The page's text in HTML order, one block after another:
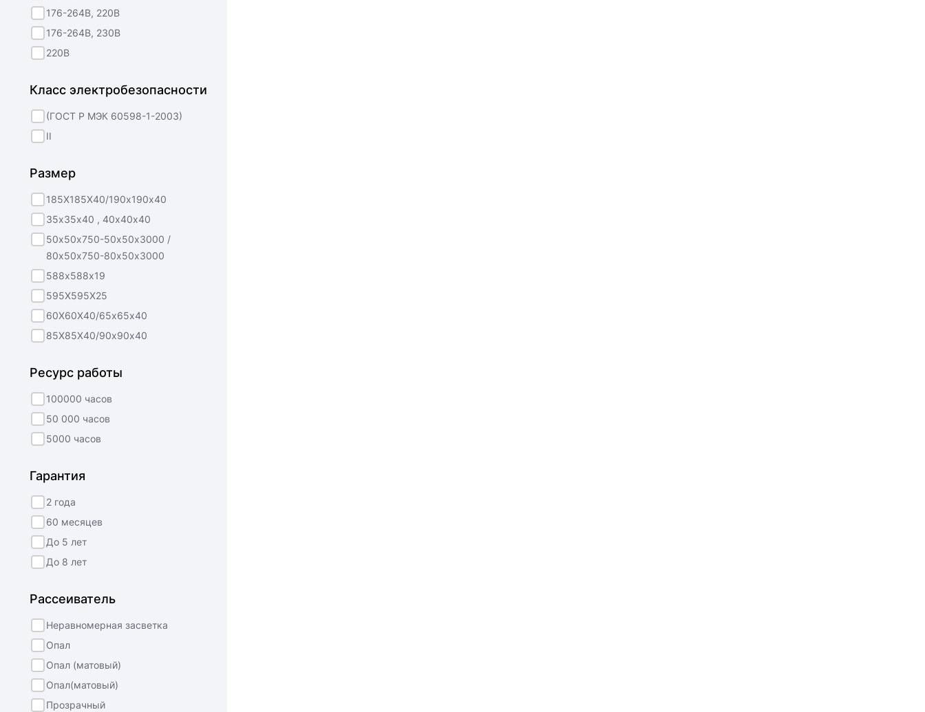
176-264В, 220В
176-264В, 230В
220В
Класс электробезопасности
(ГОСТ Р МЭК 60598-1-2003)
II
Размер
185Х185Х40/190х190х40
35х35х40 , 40х40х40
50х50х750-50х50х3000 /
80х50х750-80х50х3000
588х588х19
595Х595Х25
60Х60Х40/65х65х40
85Х85Х40/90х90х40
Ресурс работы
100000 часов
50 000 часов
5000 часов
Гарантия
2 года
60 месяцев
До 5 лет
До 8 лет
Рассеиватель
Неравномерная засветка
Опал
Опал (матовый)
Опал(матовый)
Прозрачный